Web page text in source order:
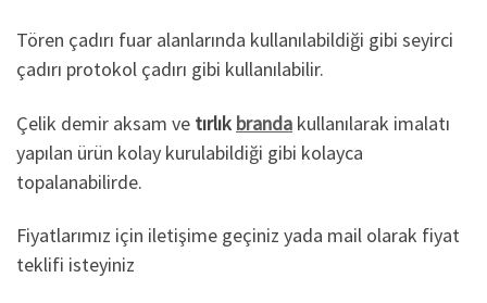
Tören çadırı fuar alanlarında kullanılabildiği gibi seyirci
çadırı protokol çadırı gibi kullanılabilir.
Çelik demir aksam ve tırlık branda kullanılarak imalatı
yapılan ürün kolay kurulabildiği gibi kolayca
topalanabilirde.
Fiyatlarımız için iletişime geçiniz yada mail olarak fiyat
teklifi isteyiniz